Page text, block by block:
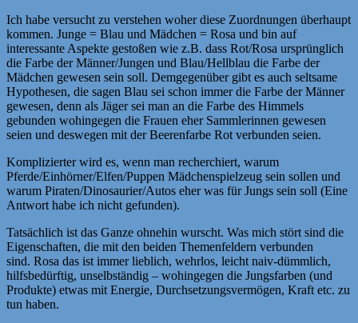
Ich habe versucht zu verstehen woher diese Zuordnungen überhaupt
kommen. Junge = Blau und Mädchen = Rosa und bin auf
interessante Aspekte gestoßen wie z.B. dass Rot/Rosa ursprünglich
die Farbe der Männer/Jungen und Blau/Hellblau die Farbe der
Mädchen gewesen sein soll. Demgegenüber gibt es auch seltsame
Hypothesen, die sagen Blau sei schon immer die Farbe der Männer
gewesen, denn als Jäger sei man an die Farbe des Himmels
gebunden wohingegen die Frauen eher Sammlerinnen gewesen
seien und deswegen mit der Beerenfarbe Rot verbunden seien.
Komplizierter wird es, wenn man recherchiert, warum
Pferde/Einhörner/Elfen/Puppen Mädchenspielzeug sein sollen und
warum Piraten/Dinosaurier/Autos eher was für Jungs sein soll (Eine
Antwort habe ich nicht gefunden).
Tatsächlich ist das Ganze ohnehin wurscht. Was mich stört sind die
Eigenschaften, die mit den beiden Themenfeldern verbunden
sind. Rosa das ist immer lieblich, wehrlos, leicht naiv-dümmlich,
hilfsbedürftig, unselbständig – wohingegen die Jungsfarben (und
Produkte) etwas mit Energie, Durchsetzungsvermögen, Kraft etc. zu
tun haben.